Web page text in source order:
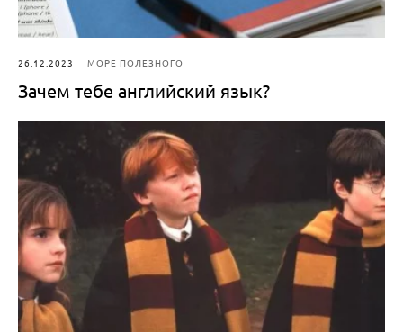
26.12.2023 МОРЕ ПОЛЕЗНОГО
Зачем тебе английский язык?